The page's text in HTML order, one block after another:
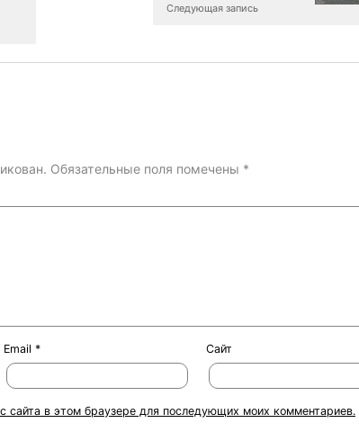
Следующая запись
Обязательные поля помечены *
Email* Сайт
сайта в этом браузере для последующих моих комментариев.